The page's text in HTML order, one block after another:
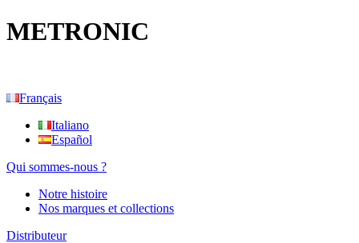
METRONIC
Français
Italiano
Español
Qui sommes-nous ?
Notre histoire
Nos marques et collections
Distributeur